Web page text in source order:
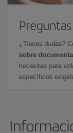
¿Tienes dudas?
sobre
necesitas para
específicos